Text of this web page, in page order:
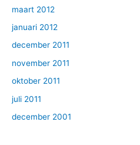
maart 2012
januari 2012
december 2011
november 2011
oktober 2011
juli 2011
december 2001